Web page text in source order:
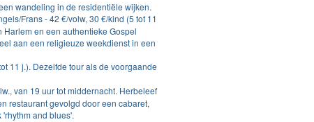
wandeling in de residentiële wijken.
Frans - 42 €/volw, 30 €/kind (5 tot 11
en een authentieke Gospel
aan een religieuze weekdienst in een
11 j.). Dezelfde tour als de voorgaande
van 19 uur tot middernacht. Herbeleef
restaurant gevolgd door een cabaret,
and blues'.